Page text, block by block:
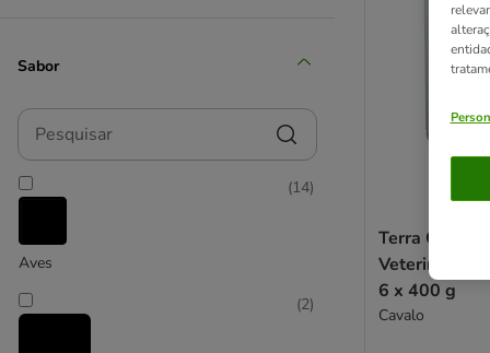
Rocco
Rosie's Farm
Royal Canin
Wolf of Wilderness
Sabor
Pesquisar
Aves
(14)
(2)
Terra Canis
Veterinarium
6 x 400 g
Cavalo